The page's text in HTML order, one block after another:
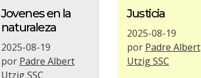
Jovenes en la
naturaleza
2025-08-19
por Padre Albert
Utzig SSC
Justicia
2025-08-19
por Padre Albert
Utzig SSC